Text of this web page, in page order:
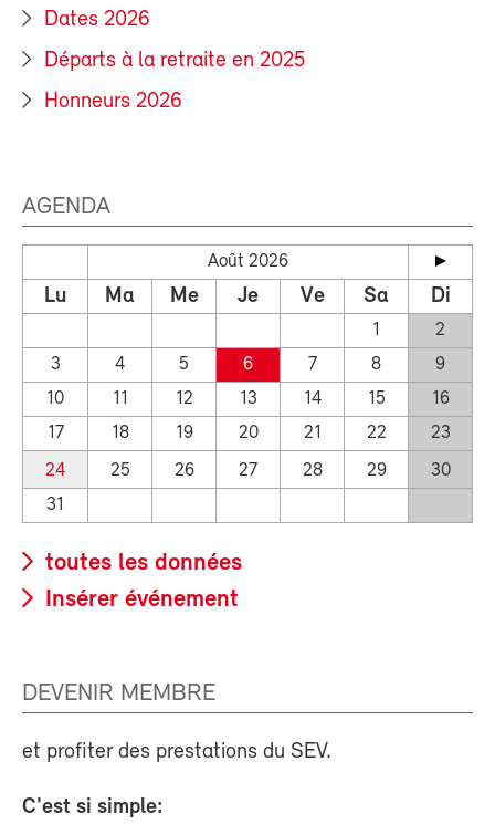
Dates 2026
Départs à la retraite en 2025
Honneurs 2026
AGENDA
Août 2026
Lu Ma Me Je Ve Sa Di
1
2
3
4 5 6 7 8
9
10
11 12 13 14 15
16
17
18 19 20 21 22
23
24
25 26 27 28 29
30
31
toutes les données
Insérer événement
DEVENIR MEMBRE
et profiter des prestations du SEV.
C'est si simple: